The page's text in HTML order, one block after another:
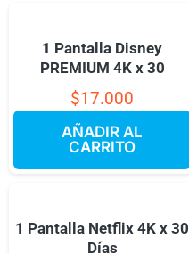
1 Pantalla Disney
PREMIUM 4K x 30
$17.000
AÑADIR AL
CARRITO
1 Pantalla Netflix 4K x 30
Días